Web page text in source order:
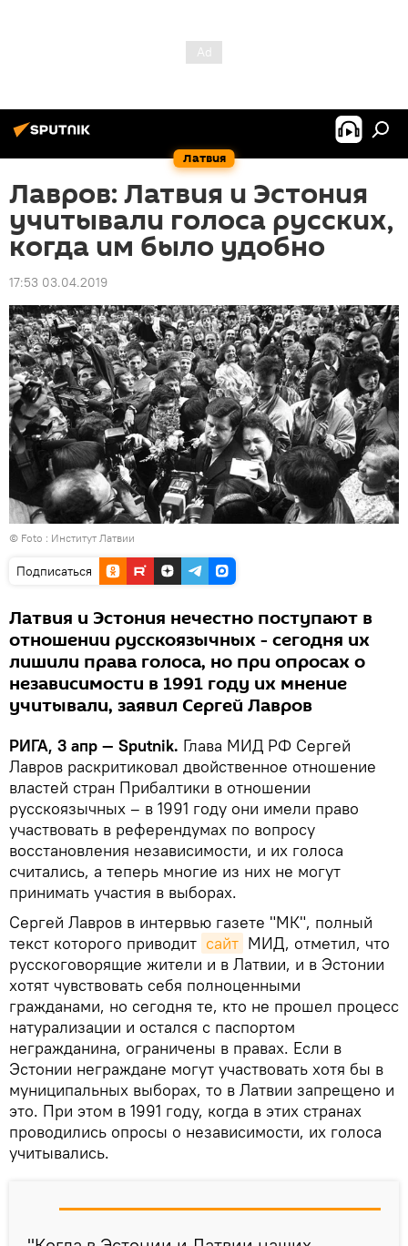
Латвия
Лавров: Латвия и Эстония
учитывали голоса русских,
когда им было удобно
17:53 03.04.2019
© Foto : Институт Латвии
Подписаться
Латвия и Эстония нечестно поступают в
отношении русскоязычных - сегодня их
лишили права голоса, но при опросах о
независимости в 1991 году их мнение
учитывали, заявил Сергей Лавров
РИГА, 3 апр — Sputnik. Глава МИД РФ Сергей
Лавров раскритиковал двойственное отношение
властей стран Прибалтики в отношении
русскоязычных – в 1991 году они имели право
участвовать в референдумах по вопросу
восстановления независимости, и их голоса
считались, а теперь многие из них не могут
принимать участия в выборах.
Сергей Лавров в интервью газете "МК", полный
текст которого приводит сайт МИД, отметил, что
русскоговорящие жители и в Латвии, и в Эстонии
хотят чувствовать себя полноценными
гражданами, но сегодня те, кто не прошел процесс
натурализации и остался с паспортом
негражданина, ограничены в правах. Если в
Эстонии неграждане могут участвовать хотя бы в
муниципальных выборах, то в Латвии запрещено и
это. При этом в 1991 году, когда в этих странах
проводились опросы о независимости, их голоса
учитывались.